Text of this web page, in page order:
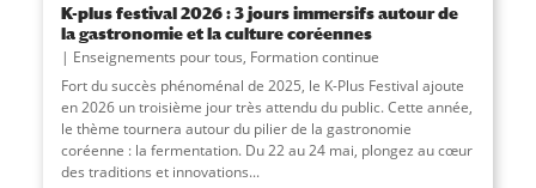
K-plus festival 2026 : 3 jours immersifs autour de
la gastronomie et la culture coréennes
Enseignements pour tous, Formation continue
Fort du succès phénoménal de 2025, le K-Plus Festival ajoute
en 2026 un troisième jour très attendu du public. Cette année,
le thème tournera autour du pilier de la gastronomie
coréenne : la fermentation. Du 22 au 24 mai, plongez au cœur
des traditions et innovations...